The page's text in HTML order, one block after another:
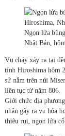
Ngọn lửa
Nhật Bản,
Vụ cháy xảy ra tại
tỉnh Hiroshima hôm
sử nằm trên núi
liên tục từ năm 806.
Giới chức địa
nhân gây ra vụ hỏa
thiêu rụi, ngọn lửa